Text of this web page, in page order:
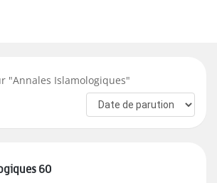
"Annales Islamologiques"
60